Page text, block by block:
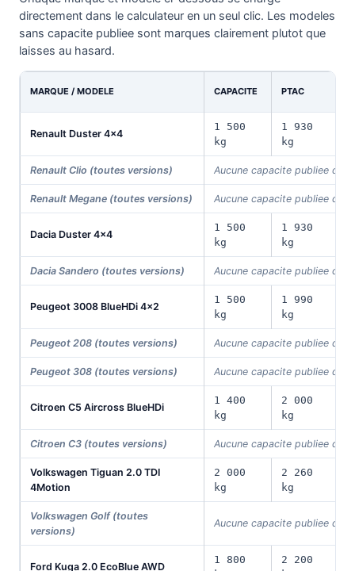
directement dans le calculateur en un seul clic. Les modeles
sans capacite publiee sont marques clairement plutot que
laisses au hasard.
MARQUE / MODELE CAPACITE PTAC
Renault Duster 4x4
1 500
kg
1 930
kg
Renault Clio (toutes versions) Aucune capacite publiee
Renault Megane (toutes versions) Aucune capacite publiee
Dacia Duster 4x4
1 500
kg
1 930
kg
Dacia Sandero (toutes versions) Aucune capacite publiee
Peugeot 3008 BlueHDi 4x2
1 500
kg
1 990
kg
Peugeot 208 (toutes versions) Aucune capacite publiee
Peugeot 308 (toutes versions) Aucune capacite publiee
Citroen C5 Aircross BlueHDi
1 400
kg
2 000
kg
Citroen C3 (toutes versions) Aucune capacite publiee
Volkswagen Tiguan 2.0 TDI
4Motion
2 000
kg
2 260
kg
Volkswagen Golf (toutes
versions)
Aucune capacite publiee
Ford Kuga 2.0 EcoBlue AWD
1 800
2 200